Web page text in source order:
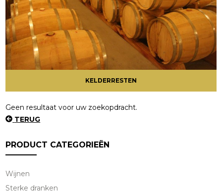
KELDERRESTEN
Geen resultaat voor uw zoekopdracht.
TERUG
PRODUCT CATEGORIEËN
Wijnen
Sterke dranken